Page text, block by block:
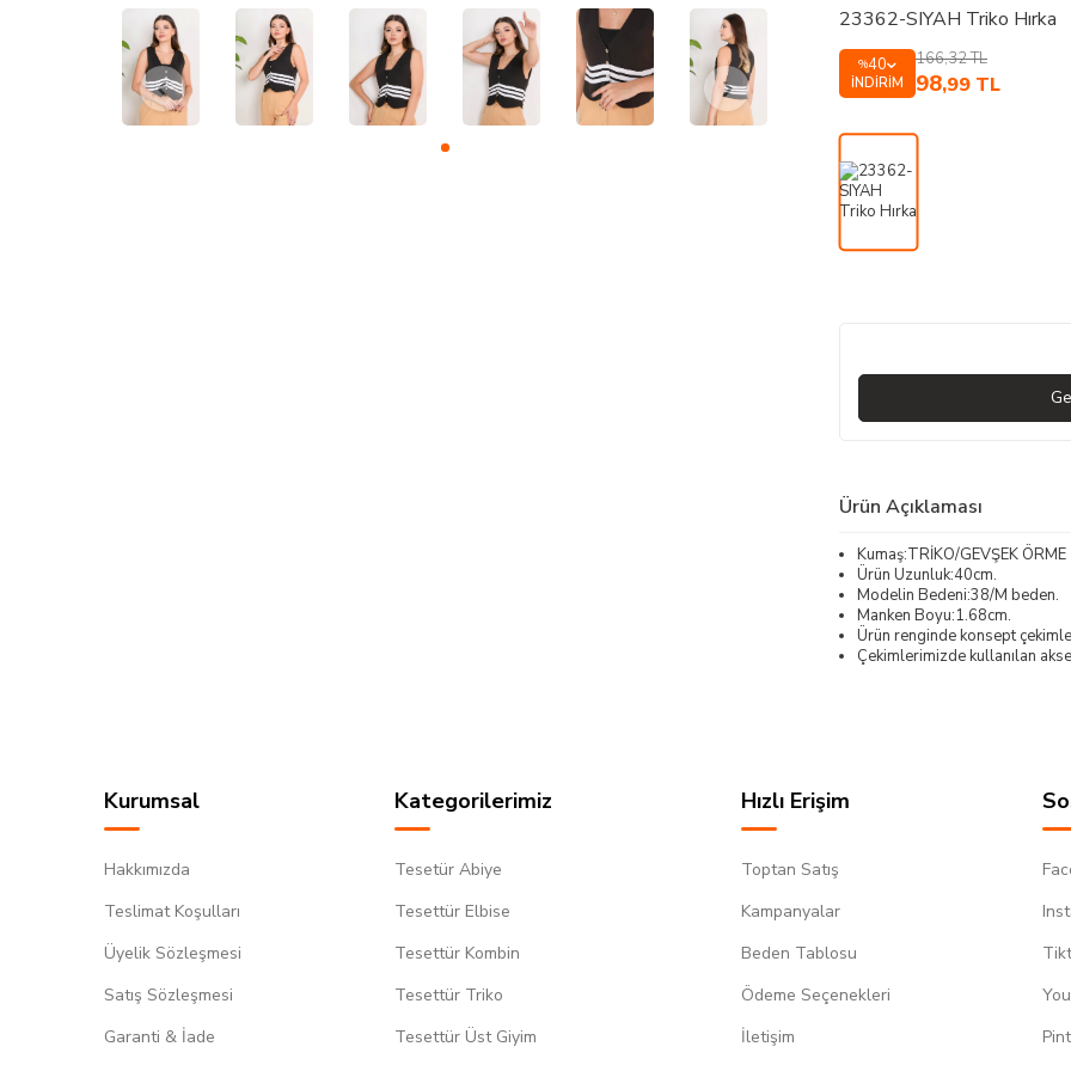
23362-SIYAH Triko Hırka
%40
İNDIRIM
166,32TL
98,99 TL
Ürün Açıklaması
Kumaş:TRİKO/GEVŞEK ÖRME
Ürün Uzunluk:40cm.
Modelin Bedeni:38/M beden.
Manken Boyu:1.68cm.
Ürün renginde konsept
Çekimlerimizde kullanılan
Kurumsal
Hakkımızda
Teslimat Koşulları
Üyelik Sözleşmesi
Satış Sözleşmesi
Garanti & İade
Kategorilerimiz
Tesetür Abiye
Tesettür Elbise
Tesettür Kombin
Tesettür Triko
Tesettür Üst Giyim
Hızlı Erişim
Toptan Satış
Kampanyalar
Beden Tablosu
Ödeme Seçenekleri
İletişim